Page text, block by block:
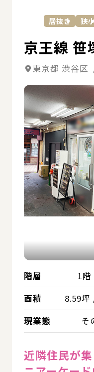
居抜き 狭
京王線 笹
東京都 渋谷
階層
1階
面積
8.59
現業態
そ
近隣住民が